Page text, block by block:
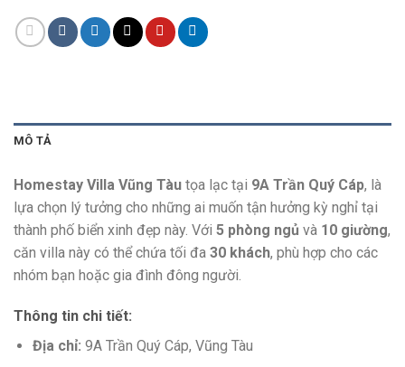
MÔ TẢ
Homestay Villa Vũng Tàu tọa lạc tại 9A Trần Quý Cáp, là
lựa chọn lý tưởng cho những ai muốn tận hưởng kỳ nghỉ tại
thành phố biển xinh đẹp này. Với 5 phòng ngủ và 10 giường,
căn villa này có thể chứa tối đa 30 khách, phù hợp cho các
nhóm bạn hoặc gia đình đông người.
Thông tin chi tiết:
Địa chỉ: 9A Trần Quý Cáp, Vũng Tàu